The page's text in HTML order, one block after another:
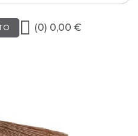
(0) 0,00 €